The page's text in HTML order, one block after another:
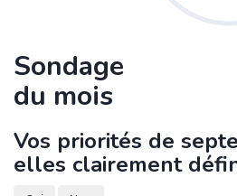
Sondage
du mois
Vos priorités de
elles clairement